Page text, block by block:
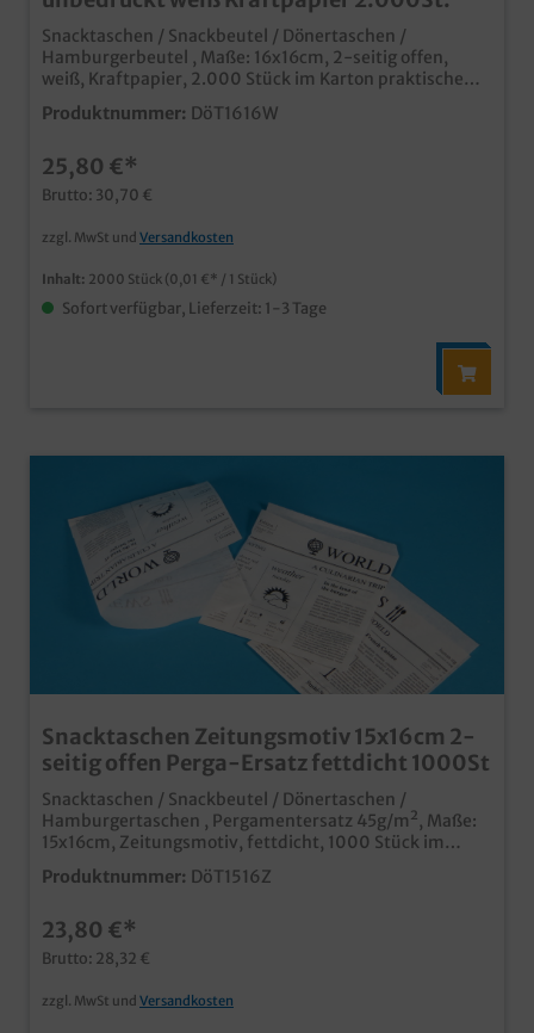
Snacktaschen / Snackbeutel / Dönertaschen /
Hamburgerbeutel , Maße: 16x16cm, 2-seitig offen,
weiß, Kraftpapier, 2.000 Stück im Karton praktische
Anfasshilfe für Burger, Sandwiches, Döner,
usw.umweltfreundliches und qualitatives Kraftpapier
auch individuell bedruckbar, fragen Sie einfach unseren
Kundenservice
Produktnummer: DöT1616W
25,80 €*
Brutto: 30,70 €
zzgl. MwSt und Versandkosten
Inhalt: 2000 Stück (0,01 €* / 1 Stück)
Sofort verfügbar, Lieferzeit: 1-3 Tage
Snacktaschen Zeitungsmotiv 15x16cm 2-
seitig offen Perga-Ersatz fettdicht 1000St
Snacktaschen / Snackbeutel / Dönertaschen /
Hamburgertaschen , Pergamentersatz 45g/m², Maße:
15x16cm, Zeitungsmotiv, fettdicht, 1000 Stück im
Karton praktische Anfass- und Servierhilfe für Burger,
Sandwiches, Döner, Gyros, Fladenbrot, usw. modernes
Lieferservice fett- und feuchtigkeitsabweisendes
Pergamentersatz Papier individuell bedruckbar bereits
ab 50.000 Stück, auch in anderen Abmessungen
Produktnummer: DöT1516Z
23,80 €*
Brutto: 28,32 €
zzgl. MwSt und Versandkosten